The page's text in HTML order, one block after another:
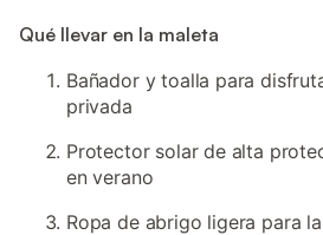
Qué llevar en la maleta
Bañador y toalla para
privada
Protector solar de alta
en verano
Ropa de abrigo ligera para